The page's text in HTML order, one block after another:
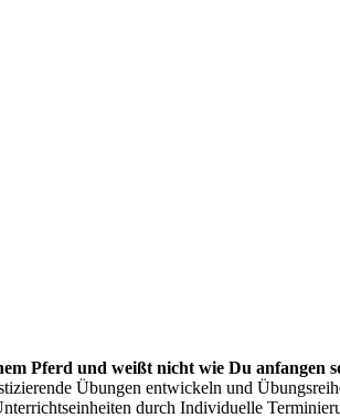
Pferd und weißt nicht wie Du anfangen
Übungen entwickeln und
durch Individuelle